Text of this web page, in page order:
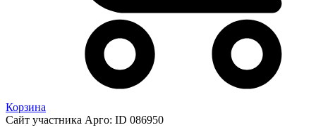
Корзина
Сайт участника Арго: ID 086950